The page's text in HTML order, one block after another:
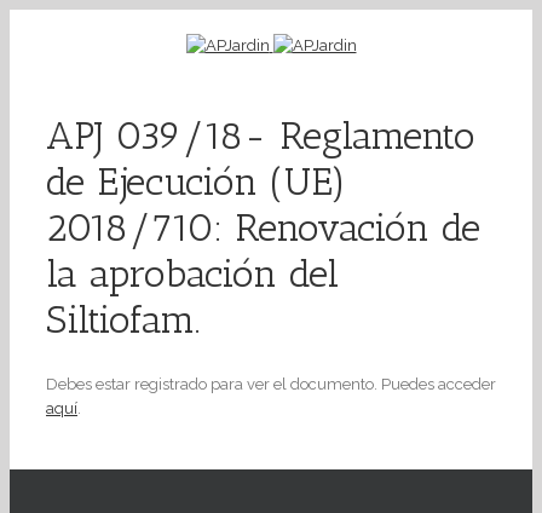
APJ 039/18- Reglamento
de Ejecución (UE)
2018/710: Renovación de
la aprobación del
Siltiofam.
Debes estar registrado para ver el documento. Puedes acceder
aquí.